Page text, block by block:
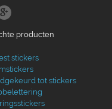
producten
stickers
tot stickers